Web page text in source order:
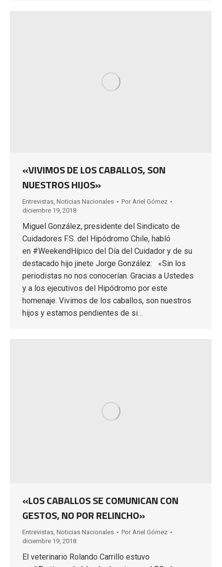
«VIVIMOS DE LOS CABALLOS, SON
NUESTROS HIJOS»
Entrevistas, Noticias Nacionales Por Ariel Gómez
diciembre 19, 2018
Miguel González, presidente del Sindicato de
Cuidadores F.S. del Hipódromo Chile, habló
en #WeekendHípico del Día del Cuidador y de su
destacado hijo jinete Jorge González: «Sin los
periodistas no nos conocerían. Gracias a Ustedes
y a los ejecutivos del Hipódromo por este
homenaje. Vivimos de los caballos, son nuestros
hijos y estamos pendientes de si…
«LOS CABALLOS SE COMUNICAN CON
GESTOS, NO POR RELINCHO»
Entrevistas Noticias Nacionales Por Ariel Gómez
diciembre 19, 2018
El veterinario Rolando Carrillo estuvo